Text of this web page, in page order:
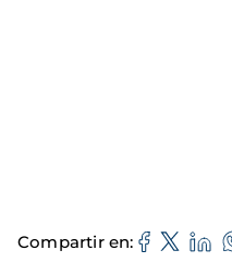
Compartir en